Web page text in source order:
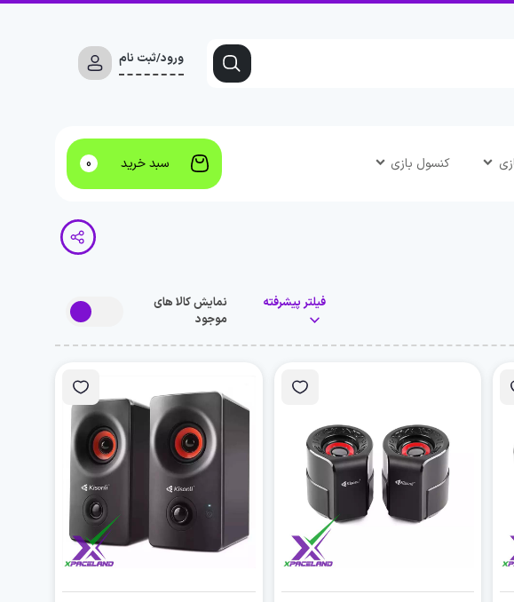
ورود/ثبت نام
کنسول بازی سبد خرید 0
فیلتر پیشرفته
نمایش کالا های
موجود